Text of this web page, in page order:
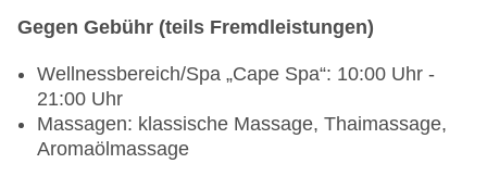
Gegen Gebühr (teils Fremdleistungen)
Wellnessbereich/Spa „Cape Spa“: 10:00 Uhr -
21:00 Uhr
Massagen: klassische Massage, Thaimassage,
Aromaölmassage